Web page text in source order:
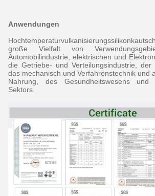
Anwendungen
große Vielfalt von
Automobilindustrie, elektrischen und
die Getriebe- und Verteilungsindustrie, der
das mechanisch und Verfahrenstechnik und
Nahrung, des Gesundheitswesens und
Sektors.